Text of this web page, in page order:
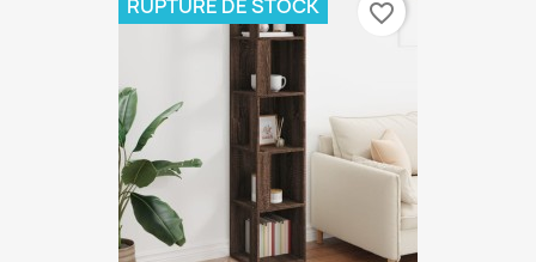
RUPTURE DE STOCK favorite_border